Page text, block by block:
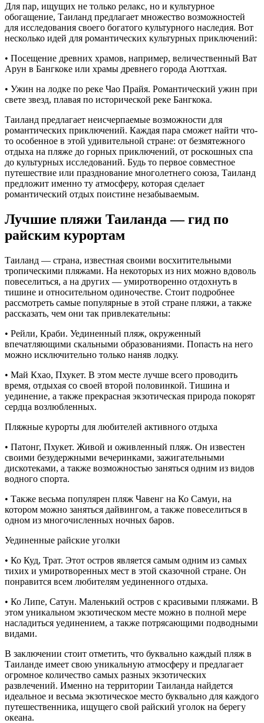
Для пар, ищущих не только релакс, но и культурное
обогащение, Таиланд предлагает множество возможностей
для исследования своего богатого культурного наследия. Вот
несколько идей для романтических культурных приключений:
• Посещение древних храмов, например, величественный Ват
Арун в Бангкоке или храмы древнего города Аюттхая.
• Ужин на лодке по реке Чао Прайя. Романтический ужин при
свете звезд, плавая по исторической реке Бангкока.
Таиланд предлагает неисчерпаемые возможности для
романтических приключений. Каждая пара сможет найти что-
то особенное в этой удивительной стране: от безмятежного
отдыха на пляже до горных приключений, от роскошных спа
до культурных исследований. Будь то первое совместное
путешествие или празднование многолетнего союза, Таиланд
предложит именно ту атмосферу, которая сделает
романтический отдых поистине незабываемым.
Лучшие пляжи Таиланда — гид по
райским курортам
Таиланд — страна, известная своими восхитительными
тропическими пляжами. На некоторых из них можно вдоволь
повеселиться, а на других — умиротворенно отдохнуть в
тишине и относительном одиночестве. Стоит подробнее
рассмотреть самые популярные в этой стране пляжи, а также
рассказать, чем они так привлекательны:
• Рейли, Краби. Уединенный пляж, окруженный
впечатляющими скальными образованиями. Попасть на него
можно исключительно только наняв лодку.
• Май Кхао, Пхукет. В этом месте лучше всего проводить
время, отдыхая со своей второй половинкой. Тишина и
уединение, а также прекрасная экзотическая природа покорят
сердца возлюбленных.
Пляжные курорты для любителей активного отдыха
• Патонг, Пхукет. Живой и оживленный пляж. Он известен
своими безудержными вечеринками, зажигательными
дискотеками, а также возможностью заняться одним из видов
водного спорта.
• Также весьма популярен пляж Чавенг на Ко Самуи, на
котором можно заняться дайвингом, а также повеселиться в
одном из многочисленных ночных баров.
Уединенные райские уголки
• Ко Куд, Трат. Этот остров является самым одним из самых
тихих и умиротворенных мест в этой сказочной стране. Он
понравится всем любителям уединенного отдыха.
• Ко Липе, Сатун. Маленький остров с красивыми пляжами. В
этом уникальном экзотическом месте можно в полной мере
насладиться уединением, а также потрясающими подводными
видами.
В заключении стоит отметить, что буквально каждый пляж в
Таиланде имеет свою уникальную атмосферу и предлагает
огромное количество самых разных экзотических
развлечений. Именно на территории Таиланда найдется
идеальное и весьма экзотическое место буквально для каждого
путешественника, ищущего свой райский уголок на берегу
океана.